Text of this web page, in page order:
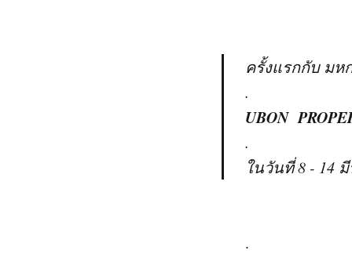
ครั้งแรกกับ มห
.
UBON
.
ในวันที่ 8 - 14
.